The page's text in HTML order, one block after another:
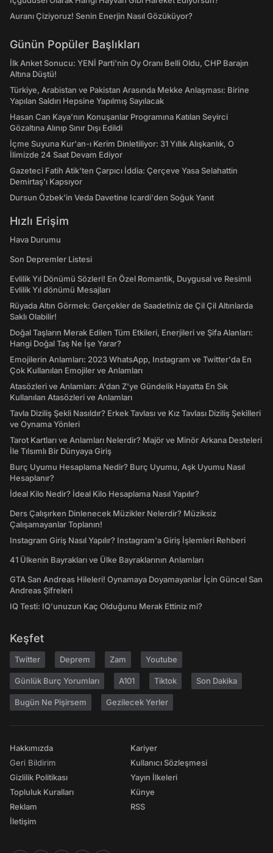
Auranı Çiziyoruz! Senin Enerjin Nasıl Gözüküyor?
Günün Popüler Başlıkları
İlk Anket Sonucu: YENİ Parti'nin Oy Oranı Belli Oldu, CHP Barajın
Altına Düştü!
Türkiye, Arabistan ve Pakistan Arasında Mekke Anlaşması: Birine
Yapılan Saldırı Hepsine Yapılmış Sayılacak
Hasan Can Kaya’nın Konuşanlar Programına Katılan Seyirci
Gözaltına Alınıp Sınır Dışı Edildi
İçme Suyuna Kur'an-ı Kerim Dinletiliyor: 31 Yıllık Alışkanlık, O
İlimizde 24 Saat Devam Ediyor
Gazeteci Fatih Atik'ten Çarpıcı İddia: Çerçeve Yasa Selahattin
Demirtaş'ı Kapsıyor
Dursun Özbek'in Veda Davetine Icardi'den Soğuk Yanıt
Hızlı Erişim
Hava Durumu
Son Depremler Listesi
Evlilik Yıl Dönümü Sözleri! En Özel Romantik, Duygusal ve Resimli
Evlilik Yıl dönümü Mesajları
Rüyada Altın Görmek: Gerçekler de Saadetiniz de Çil Çil Altınlarda
Saklı Olabilir!
Doğal Taşların Merak Edilen Tüm Etkileri, Enerjileri ve Şifa Alanları:
Hangi Doğal Taş Ne İşe Yarar?
Emojilerin Anlamları: 2023 WhatsApp, Instagram ve Twitter'da En
Çok Kullanılan Emojiler ve Anlamları
Atasözleri ve Anlamları: A'dan Z'ye Gündelik Hayatta En Sık
Kullanılan Atasözleri ve Anlamları
Tavla Diziliş Şekli Nasıldır? Erkek Tavlası ve Kız Tavlası Diziliş Şekilleri
ve Oynama Yönleri
Tarot Kartları ve Anlamları Nelerdir? Majör ve Minör Arkana Desteleri
İle Tılsımlı Bir Dünyaya Giriş
Burç Uyumu Hesaplama Nedir? Burç Uyumu, Aşk Uyumu Nasıl
Hesaplanır?
İdeal Kilo Nedir? İdeal Kilo Hesaplama Nasıl Yapılır?
Ders Çalışırken Dinlenecek Müzikler Nelerdir? Müziksiz
Çalışamayanlar Toplanın!
Instagram Giriş Nasıl Yapılır? Instagram'a Giriş İşlemleri Rehberi
41 Ülkenin Bayrakları ve Ülke Bayraklarının Anlamları
GTA San Andreas Hileleri! Oynamaya Doyamayanlar İçin Güncel San
Andreas Şifreleri
IQ Testi: IQ'unuzun Kaç Olduğunu Merak Ettiniz mi?
Keşfet
Twitter Deprem Zam Youtube
Günlük Burç Yorumları A101 Tiktok Son Dakika
Bugün Ne Pişirsem Gezilecek Yerler
Hakkımızda
Geri Bildirim
Gizlilik Politikası
Topluluk Kuralları
Reklam
İletişim
Kariyer
Kullanıcı Sözleşmesi
Yayın İlkeleri
Künye
RSS